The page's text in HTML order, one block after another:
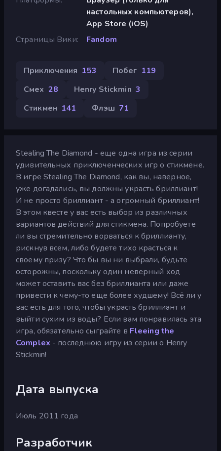
настольных компьютеров),
App Store (iOS)
Страницы Вики
Fandom
Приключения 153 Побег 119
Смех 28 Henry Stickmin 3
Стикмен 141 Флэш 71
Stealing The Diamond - еще одна игра из серии
удивительных приключенческих игр о стикмене.
В игре Stealing The Diamond, как вы, наверное,
уже догадались, вы должны украсть бриллиант!
И не просто бриллиант - а огромный бриллиант!
В этом квесте у вас есть выбор из различных
вариантов действий для стикмена. Попробуете
ли вы стремительно ворваться к бриллианту,
рискнув всем, либо будете тихо красться к
своему призу? Что бы вы ни выбрали, будьте
осторожны, поскольку один неверный ход
может оставить вас без бриллианта или даже
привести к чему-то еще более худшему! Всё ли у
вас есть для того, чтобы украсть бриллиант и
выйти сухим из воды? Если вам понравилась эта
игра, обязательно сыграйте в Fleeing the
Complex - последнюю игру из серии о Henry
Stickmin!
Дата выпуска
Июль 2011 года
Разработчик